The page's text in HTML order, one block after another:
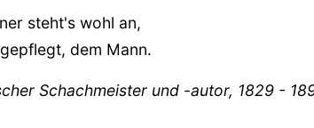
steht's wohl an,
dem Mann.
Schachmeister und -autor, 1829 -